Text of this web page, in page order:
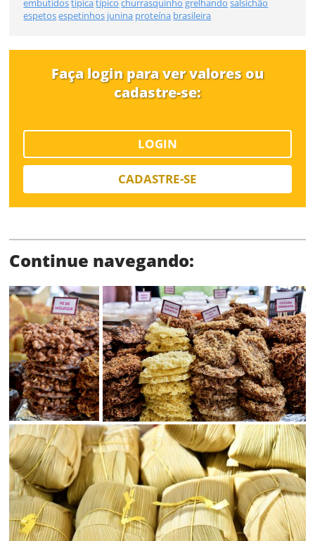
embutidostípicatípico churrasquinho grelhando salsichão
espetosespetinhos junina proteína brasileira
Faça login para ver valores ou
cadastre-se:
LOGIN
CADASTRE-SE
Continue navegando:
SALVAR